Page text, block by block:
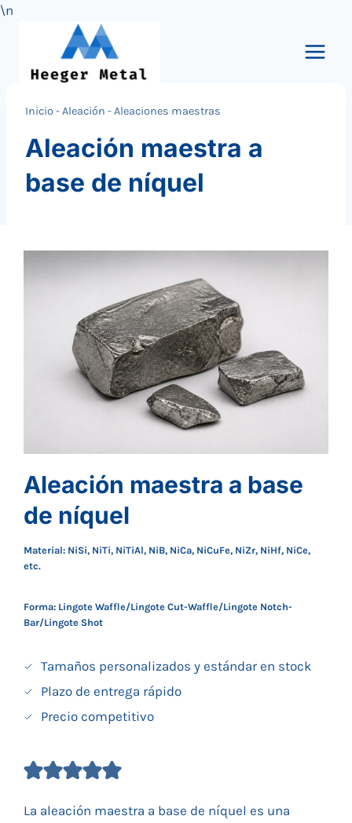
\n
Contenido
Inicio-Aleación -Aleaciones maestras
Aleación maestra a
base de níquel
Aleación maestra a base
de níquel
Material: NiSi, NiTi, NiTiAl, NiB, NiCa, NiCuFe, NiZr, NiHf, NiCe,
etc.
Forma: Lingote Waffle/Lingote Cut-Waffle/Lingote Notch-
Bar/Lingote Shot
Tamaños personalizados y estándar en stock
Plazo de entrega rápido
Precio competitivo
La aleación maestra a base de níquel es una